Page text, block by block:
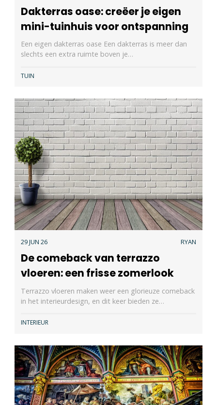
Dakterras oase: creëer je eigen
mini-tuinhuis voor ontspanning
Een eigen dakterras oase Een dakterras is meer dan
slechts een extra ruimte boven je…
TUIN
29 JUN 26 RYAN
De comeback van terrazzo
vloeren: een frisse zomerlook
Terrazzo vloeren maken weer een glorieuze comeback
in het interieurdesign, en dit keer bieden ze…
INTERIEUR